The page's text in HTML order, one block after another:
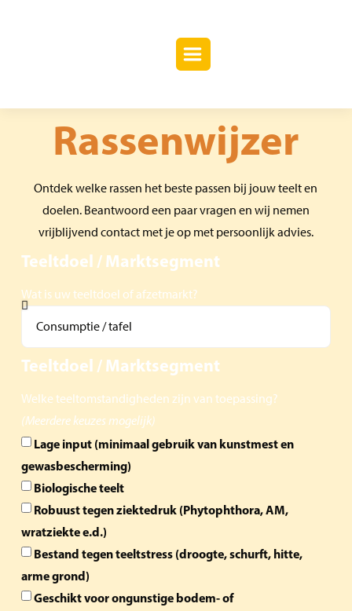
Rassenwijzer
Ontdek welke rassen het beste passen bij jouw teelt en
doelen. Beantwoord een paar vragen en wij nemen
vrijblijvend contact met je op met persoonlijk advies.
Teeltdoel / Marktsegment
Wat is uw teeltdoel of afzetmarkt?
Teeltdoel / Marktsegment
Welke teeltomstandigheden zijn van toepassing?
(Meerdere keuzes mogelijk)
Lage input (minimaal gebruik van kunstmest en
gewasbescherming)
Biologische teelt
Robuust tegen ziektedruk (Phytophthora, AM,
wratziekte e.d.)
Bestand tegen teeltstress (droogte, schurft, hitte,
arme grond)
Geschikt voor ongunstige bodem- of